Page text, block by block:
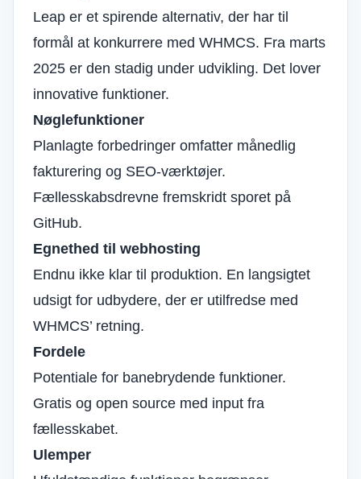
Leap er et spirende alternativ, der har til
formål at konkurrere med WHMCS. Fra marts
2025 er den stadig under udvikling. Det lover
innovative funktioner.
Nøglefunktioner
Planlagte forbedringer omfatter månedlig
fakturering og SEO-værktøjer.
Fællesskabsdrevne fremskridt sporet på
GitHub.
Egnethed til webhosting
Endnu ikke klar til produktion. En langsigtet
udsigt for udbydere, der er utilfredse med
WHMCS’ retning.
Fordele
Potentiale for banebrydende funktioner.
Gratis og open source med input fra
fællesskabet.
Ulemper